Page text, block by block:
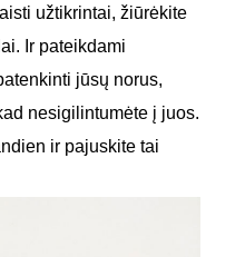
užtikrintai, žiūrėkite
Ir pateikdami
jūsų norus,
nesigilintumėte į juos.
ir pajuskite tai